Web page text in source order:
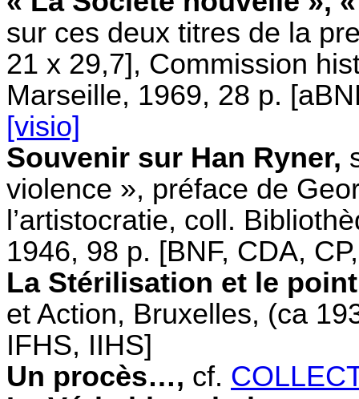
sur ces deux titres de la
21 x 29,7], Commission
Marseille, 1969, 28 p.
[visio]
Souvenir sur Han Ryner,
violence », préface de
l’artistocratie, coll.
1946, 98 p. [BNF, CDA,
La Stérilisation et le
et Action, Bruxelles, (ca
IFHS, IIHS]
Un procès…, cf.